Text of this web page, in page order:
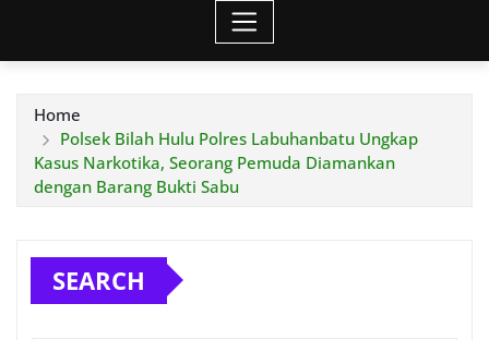
Home
Polsek Bilah Hulu Polres Labuhanbatu Ungkap
Kasus Narkotika, Seorang Pemuda Diamankan
dengan Barang Bukti Sabu
SEARCH